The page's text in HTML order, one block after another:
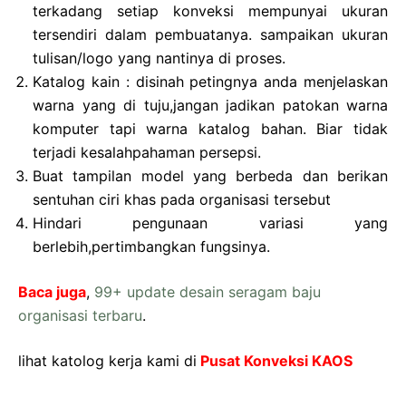
terkadang setiap konveksi mempunyai ukuran
tersendiri dalam pembuatanya. sampaikan ukuran
tulisan/logo yang nantinya di proses.
Katalog kain : disinah petingnya anda menjelaskan
warna yang di tuju,jangan jadikan patokan warna
komputer tapi warna katalog bahan. Biar tidak
terjadi kesalahpahaman persepsi.
Buat tampilan model yang berbeda dan berikan
sentuhan ciri khas pada organisasi tersebut
Hindari pengunaan variasi yang
berlebih,pertimbangkan fungsinya.
Baca juga, 99+ update desain seragam baju
organisasi terbaru.
lihat katolog kerja kami di Pusat Konveksi KAOS